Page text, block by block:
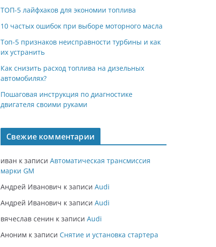
ТОП-5 лайфхаков для экономии топлива
10 частых ошибок при выборе моторного масла
Топ-5 признаков неисправности турбины и как
их устранить
Как снизить расход топлива на дизельных
автомобилях?
Пошаговая инструкция по диагностике
двигателя своими руками
Свежие комментарии
иван к записи Автоматическая трансмиссия
марки GM
Андрей Иванович к записи Audi
Андрей Иванович к записи Audi
вячеслав сенин к записи Audi
Аноним к записи Снятие и установка стартера